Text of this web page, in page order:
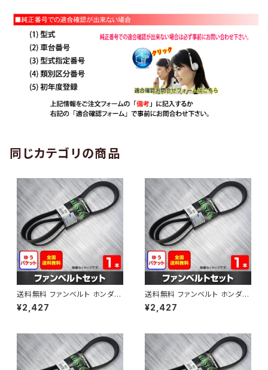
同じカテゴリの商品
送料無料 ファンベルト ホンダ
ゼスト 型式JE1 H18.03～H24.
11 （国内トップメーカー） 1本 H
¥2,427
送料無料 ファンベルト ホンダ ラ
イフ 型式JB6 H15.09～H20.1
1 （国内トップメーカー） 1本 HA
¥2,427